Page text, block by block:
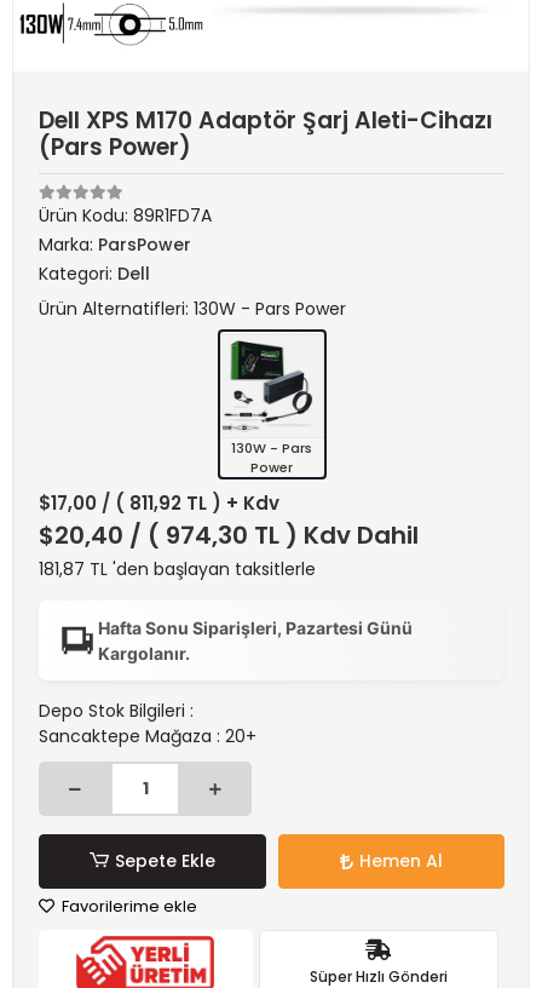
Dell XPS M170 Adaptör Şarj Aleti-Cihazı
(Pars Power)
Ürün Kodu: 89R1FD7A
Marka: ParsPower
Kategori: Dell
Ürün Alternatifleri: 130W - Pars Power
130W - Pars
Power
$17,00 / ( 811,92 TL ) + Kdv
$20,40 / ( 974,30 TL ) Kdv Dahil
181,87 TL 'den başlayan taksitlerle
Hafta Sonu Siparişleri, Pazartesi Günü
Kargolanır.
Depo Stok Bilgileri :
Sancaktepe Mağaza : 20+
Sepete Ekle Hemen Al
Favorilerime ekle
Süper Hızlı Gönderi